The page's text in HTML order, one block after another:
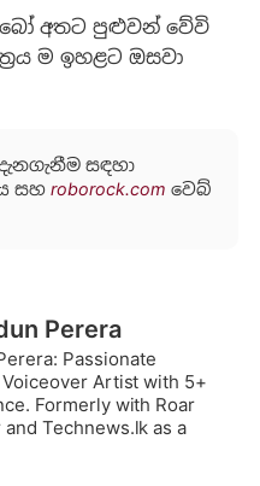
අතට පුළුවන් වේවි
ම ඉහළට ඔසවා
සඳහා
සහ roborock.com වෙබ්
Perera
Passionate
Artist with 5+
Formerly with Roar
Technews.lk as a